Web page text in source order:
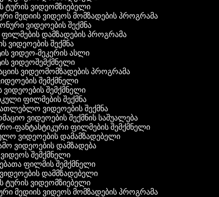
ტურის ვიდეომზიებელი
მედიის ვიდეოს მომზადების პროგრამა
ვიდეოების შექმნა
ფილმების დამზადების პროგრამა
ვიდეოების შექმნა
ვიდეო-მეკერის ასლი
ვიდეოშემქმნელი
ვიდეომომზადების პროგრამა
შემქმნელი
ვიდეოების შემქმნელი
ფილმების შექმნა
ვიდეოების შექმნა
ვიდეოების შექმნის საშუალება
ფანტასტიკური ფილმების შემქმნელი
ვიდეოების დამამზადებელი
ვიდეოების დამზადება
ვიდეოს შემქმნელი
ფილმის შემქმნელი
ვიდეოების დამმზადებელი
ტურის ვიდეომზიებელი
მედიის ვიდეოს მომზადების პროგრამა